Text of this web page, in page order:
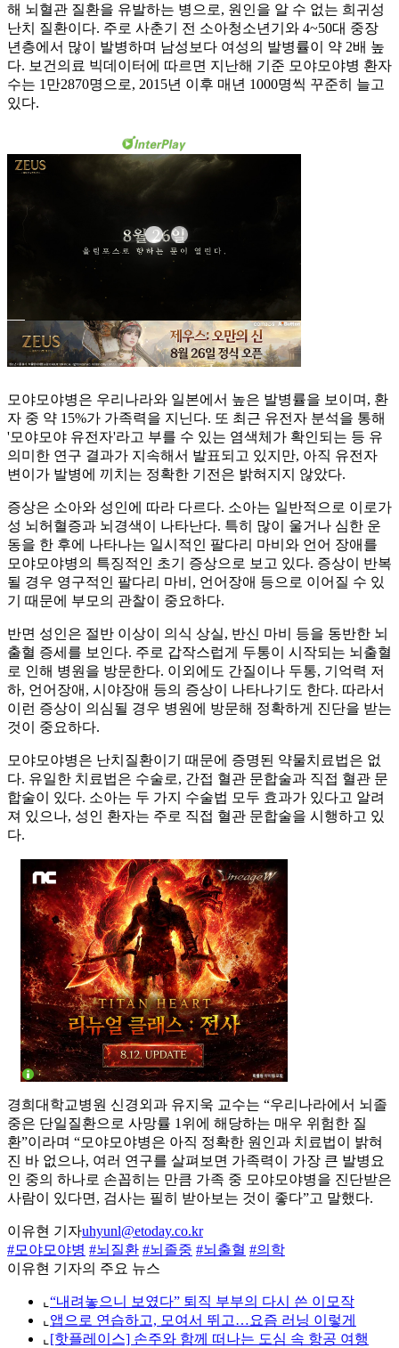
해 뇌혈관 질환을 유발하는 병으로, 원인을 알 수 없는 희귀성
난치 질환이다. 주로 사춘기 전 소아청소년기와 4~50대 중장
년층에서 많이 발병하며 남성보다 여성의 발병률이 약 2배 높
다. 보건의료 빅데이터에 따르면 지난해 기준 모야모야병 환자
수는 1만2870명으로, 2015년 이후 매년 1000명씩 꾸준히 늘고
있다.
모야모야병은 우리나라와 일본에서 높은 발병률을 보이며, 환
자 중 약 15%가 가족력을 지닌다. 또 최근 유전자 분석을 통해
'모야모야 유전자'라고 부를 수 있는 염색체가 확인되는 등 유
의미한 연구 결과가 지속해서 발표되고 있지만, 아직 유전자
변이가 발병에 끼치는 정확한 기전은 밝혀지지 않았다.
증상은 소아와 성인에 따라 다르다. 소아는 일반적으로 이로가
성 뇌허혈증과 뇌경색이 나타난다. 특히 많이 울거나 심한 운
동을 한 후에 나타나는 일시적인 팔다리 마비와 언어 장애를
모야모야병의 특징적인 초기 증상으로 보고 있다. 증상이 반복
될 경우 영구적인 팔다리 마비, 언어장애 등으로 이어질 수 있
기 때문에 부모의 관찰이 중요하다.
반면 성인은 절반 이상이 의식 상실, 반신 마비 등을 동반한 뇌
출혈 증세를 보인다. 주로 갑작스럽게 두통이 시작되는 뇌출혈
로 인해 병원을 방문한다. 이외에도 간질이나 두통, 기억력 저
하, 언어장애, 시야장애 등의 증상이 나타나기도 한다. 따라서
이런 증상이 의심될 경우 병원에 방문해 정확하게 진단을 받는
것이 중요하다.
모야모야병은 난치질환이기 때문에 증명된 약물치료법은 없
다. 유일한 치료법은 수술로, 간접 혈관 문합술과 직접 혈관 문
합술이 있다. 소아는 두 가지 수술법 모두 효과가 있다고 알려
져 있으나, 성인 환자는 주로 직접 혈관 문합술을 시행하고 있
다.
경희대학교병원 신경외과 유지욱 교수는 “우리나라에서 뇌졸
중은 단일질환으로 사망률 1위에 해당하는 매우 위험한 질
환”이라며 “모야모야병은 아직 정확한 원인과 치료법이 밝혀
진 바 없으나, 여러 연구를 살펴보면 가족력이 가장 큰 발병요
인 중의 하나로 손꼽히는 만큼 가족 중 모야모야병을 진단받은
사람이 있다면, 검사는 필히 받아보는 것이 좋다”고 말했다.
이유현 기자uhyunl@etoday.co.kr
#모야모야병 #뇌질환 #뇌졸중 #뇌출혈 #의학
이유현 기자의 주요 뉴스
⌞ “내려놓으니 보였다” 퇴직 부부의 다시 쓴 이모작
⌞ 앱으로 연습하고, 모여서 뛰고…요즘 러닝 이렇게
⌞ [핫플레이스] 손주와 함께 떠나는 도심 속 항공 여행